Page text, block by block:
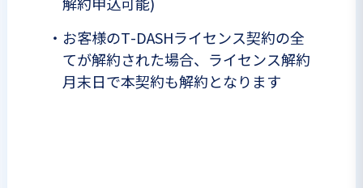
・ お客様のT-DASHライセンス契約の全
てが解約された場合、ライセンス解約
月末日で本契約も解約となります